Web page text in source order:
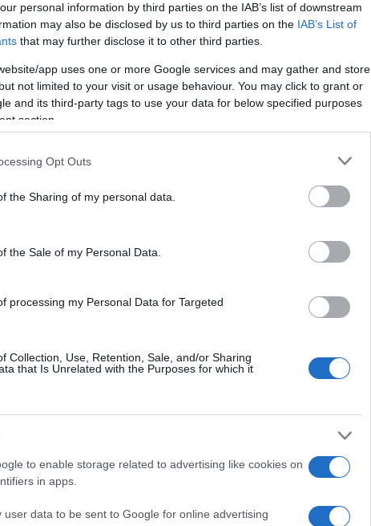
personal information by third parties on the IAB’s list of downstream
may also be disclosed by us to third parties on the IAB’s List of
that may further disclose it to other third parties.
app uses one or more Google services and may gather and store
not limited to your visit or usage behaviour. You may click to grant or
and its third-party tags to use your data for below specified purposes
section.
Opt Outs
the Sharing of my personal data.
the Sale of my Personal Data.
processing my Personal Data for Targeted
Collection, Use, Retention, Sale, and/or Sharing
that Is Unrelated with the Purposes for which it
to enable storage related to advertising like cookies on
in apps.
user data to be sent to Google for online advertising